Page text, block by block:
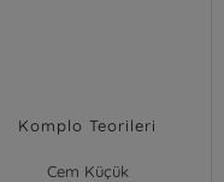
Komplo Teorileri
Cem Küçük